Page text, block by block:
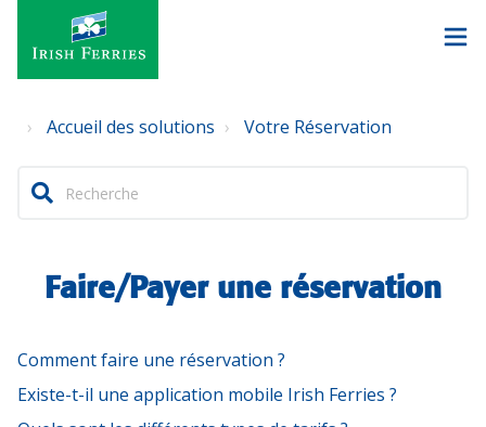
Accueil des solutions Votre Réservation
Faire/Payer une réservation
Comment faire une réservation ?
Existe-t-il une application mobile Irish Ferries ?